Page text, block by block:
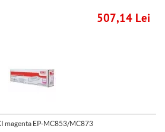
507,14 Lei
magenta EP-MC853/MC873